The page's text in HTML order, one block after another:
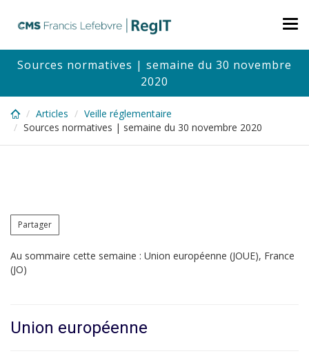
content
Sources normatives | semaine du 30 novembre
2020
Articles
Veille réglementaire
Sources normatives | semaine du 30 novembre 2020
Partager
Au sommaire cette semaine : Union européenne (JOUE), France
(JO)
Union européenne